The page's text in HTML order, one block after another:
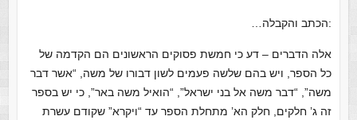
…הכתב והקבלה:
אלה הדברים – דע כי חמשת פסוקים הראשונים הם הקדמה של
כל הספר, ויש בהם שלשה פעמים לשון דבורו של משה, “אשר דבר
משה”, “דבר משה אל בני ישראל”, “הואיל משה באר”, כי יש בספר
זה ג’ חלקים, חלק הא’ מתחלת הספר עד “ויקרא” שקודם עשרת